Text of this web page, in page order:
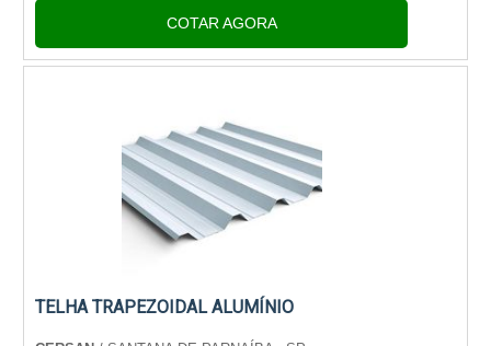
COTAR AGORA
TELHA TRAPEZOIDAL ALUMÍNIO